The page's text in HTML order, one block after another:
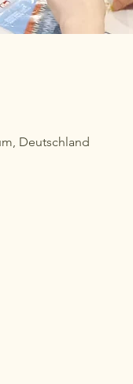
Deutschland